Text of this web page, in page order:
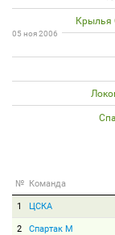
Крылья
05 ноя 2006
№ Команда
1 ЦСКА
2 Спартак М